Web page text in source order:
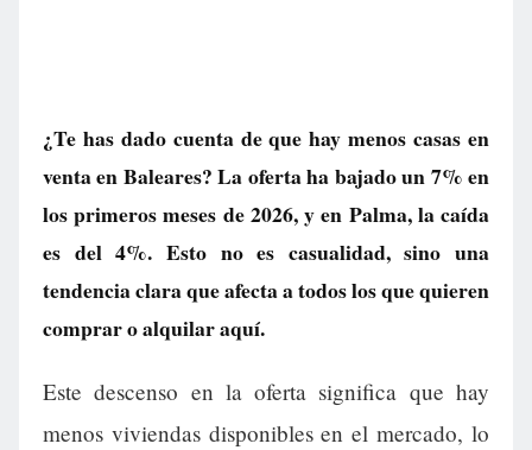
¿Te has dado cuenta de que hay menos casas en
venta en Baleares? La oferta ha bajado un 7% en
los primeros meses de 2026, y en Palma, la caída
es del 4%. Esto no es casualidad, sino una
tendencia clara que afecta a todos los que quieren
comprar o alquilar aquí.
Este descenso en la oferta significa que hay
menos viviendas disponibles en el mercado, lo